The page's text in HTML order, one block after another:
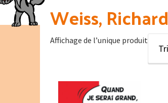
Weiss, Richard
Affichage de l’unique produit